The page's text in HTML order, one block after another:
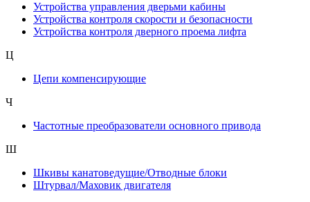
Устройства управления дверьми кабины
Устройства контроля скорости и безопасности
Устройства контроля дверного проема лифта
Ц
Цепи компенсирующие
Ч
Частотные преобразователи основного привода
Ш
Шкивы канатоведущие/Отводные блоки
Штурвал/Маховик двигателя